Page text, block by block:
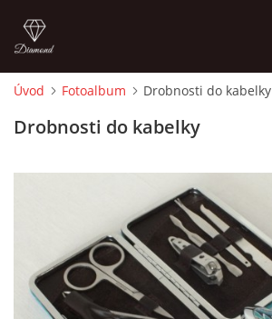
MOJE POSLEDNÍ PRÁCE
Úvod Fotoalbum Drobnosti do kabelky
Drobnosti do kabelky